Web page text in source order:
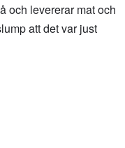
och levererar mat och
att det var just